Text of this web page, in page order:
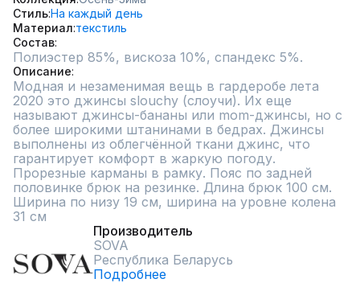
СтильНа каждый день
Материал текстиль
Состав
Полиэстер 85%, вискоза 10%, спандекс 5%.
Описание
Модная и незаменимая вещь в гардеробе лета
2020 это джинсы slouchy (слоучи). Их еще
называют джинсы-бананы или mom-джинсы, но с
более широкими штанинами в бедрах. Джинсы
выполнены из облегчённой ткани джинс, что
гарантирует комфорт в жаркую погоду.
Прорезные карманы в рамку. Пояс по задней
половинке брюк на резинке. Длина брюк 100 см.
Ширина по низу 19 см, ширина на уровне колена
31 см
Производитель
SOVA
Республика Беларусь
Подробнее